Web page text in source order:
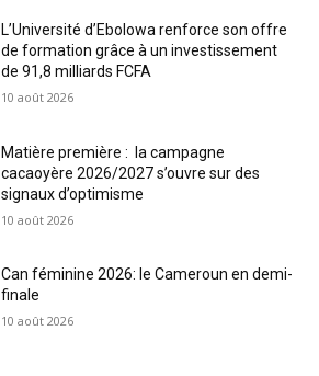
L’Université d’Ebolowa renforce son offre
de formation grâce à un investissement
de 91,8 milliards FCFA
10 août 2026
Matière première : la campagne
cacaoyère 2026/2027 s’ouvre sur des
signaux d’optimisme
10 août 2026
Can féminine 2026: le Cameroun en demi-
finale
10 août 2026